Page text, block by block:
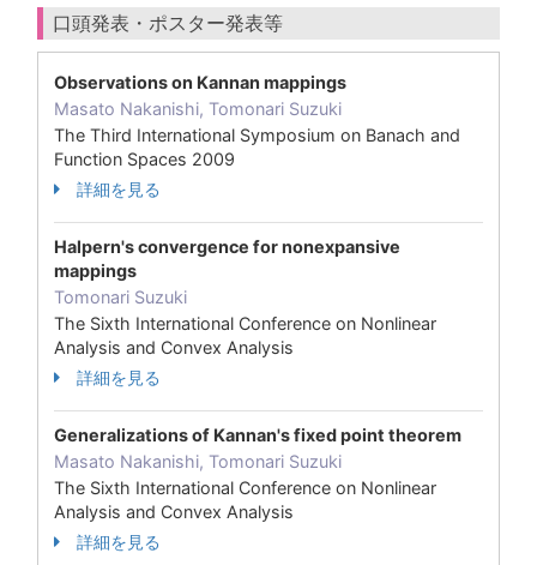
口頭発表・ポスター発表等
Observations on Kannan mappings
Masato Nakanishi, Tomonari Suzuki
The Third International Symposium on Banach and
Function Spaces 2009
詳細を見る
Halpern's convergence for nonexpansive
mappings
Tomonari Suzuki
The Sixth International Conference on Nonlinear
Analysis and Convex Analysis
詳細を見る
Generalizations of Kannan's fixed point theorem
Masato Nakanishi, Tomonari Suzuki
The Sixth International Conference on Nonlinear
Analysis and Convex Analysis
詳細を見る